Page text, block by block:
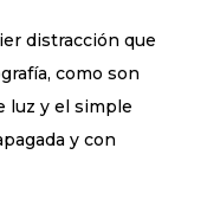
distracción que
como son
luz y el simple
y con